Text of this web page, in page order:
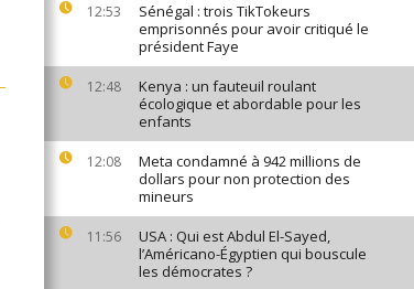
12:53
Sénégal : trois TikTokeurs
emprisonnés pour avoir critiqué le
président Faye
12:48
Kenya : un fauteuil roulant
écologique et abordable pour les
enfants
12:08
Meta condamné à 942 millions de
dollars pour non protection des
mineurs
11:56
USA : Qui est Abdul El-Sayed,
l’Américano-Égyptien qui bouscule
les démocrates ?